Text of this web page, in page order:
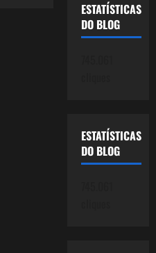
ESTATÍSTICAS
DO BLOG
ESTATÍSTICAS
DO BLOG